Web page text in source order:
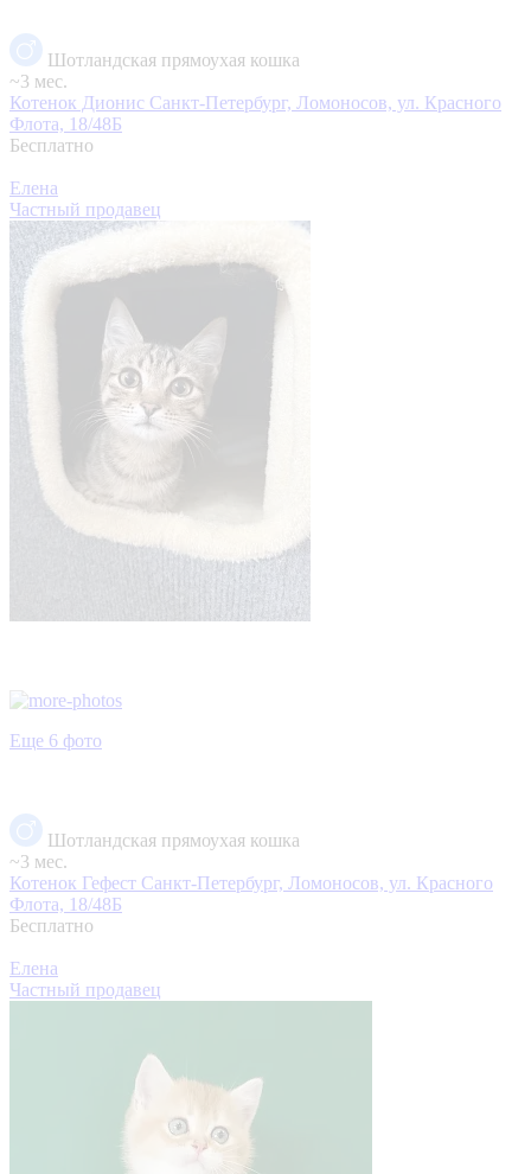
Шотландская прямоухая кошка
~3 мес.
Котенок Дионис Санкт-Петербург, Ломоносов, ул. Красного
Флота, 18/48Б
Бесплатно
Елена
Частный продавец
Еще 6 фото
Шотландская прямоухая кошка
~3 мес.
Котенок Гефест Санкт-Петербург, Ломоносов, ул. Красного
Флота, 18/48Б
Бесплатно
Елена
Частный продавец